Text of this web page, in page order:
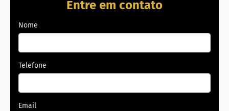
Entre em contato
Nome
Telefone
Email